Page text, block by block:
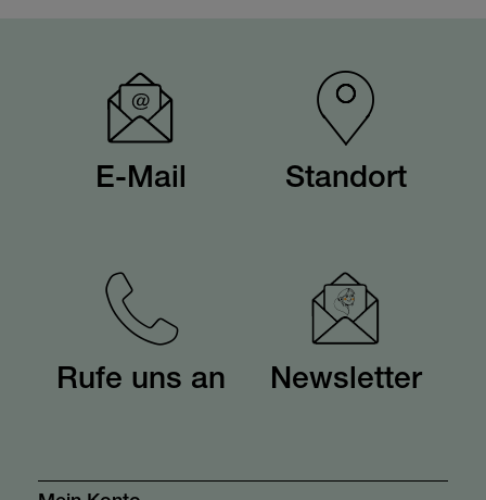
E-Mail Standort
Rufe uns an Newsletter